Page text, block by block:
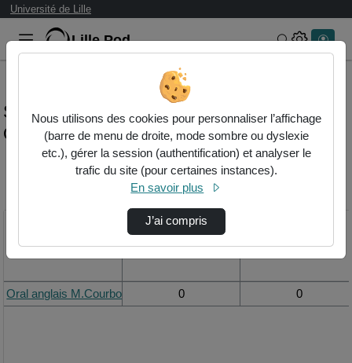
Université de Lille
Lille.Pod Rechercher
Statistiques de visualisation de la vidéo
Oral anglais m.courbot
Modifier la période de
Vue de la journée
Oral anglais M.Courbot 0 0
Nous utilisons des cookies pour personnaliser l’affichage
(barre de menu de droite, mode sombre ou dyslexie
etc.), gérer la session (authentification) et analyser le
trafic du site (pour certaines instances).
En savoir plus
J’ai compris